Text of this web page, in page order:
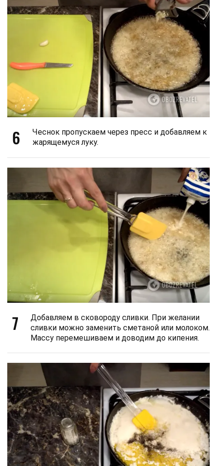
6
Чеснок пропускаем через пресс и добавляем к
жарящемуся луку.
7
Добавляем в сковороду сливки. При желании
сливки можно заменить сметаной или молоком.
Массу перемешиваем и доводим до кипения.